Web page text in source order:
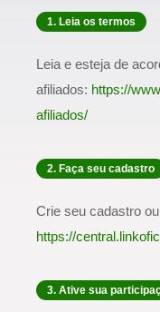
1. Leia os termos
Leia e esteja de
afiliados: https://
afiliados/
2. Faça seu cadastro
Crie seu cadastro
https://
3. Ative sua